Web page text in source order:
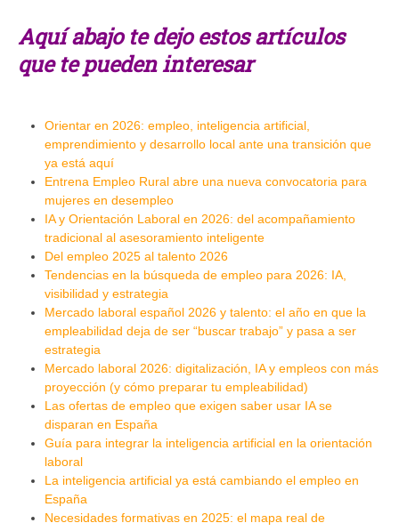
Aquí abajo te dejo estos artículos
que te pueden interesar
Orientar en 2026: empleo, inteligencia artificial,
emprendimiento y desarrollo local ante una transición que
ya está aquí
Entrena Empleo Rural abre una nueva convocatoria para
mujeres en desempleo
IA y Orientación Laboral en 2026: del acompañamiento
tradicional al asesoramiento inteligente
Del empleo 2025 al talento 2026
Tendencias en la búsqueda de empleo para 2026: IA,
visibilidad y estrategia
Mercado laboral español 2026 y talento: el año en que la
empleabilidad deja de ser “buscar trabajo” y pasa a ser
estrategia
Mercado laboral 2026: digitalización, IA y empleos con más
proyección (y cómo preparar tu empleabilidad)
Las ofertas de empleo que exigen saber usar IA se
disparan en España
Guía para integrar la inteligencia artificial en la orientación
laboral
La inteligencia artificial ya está cambiando el empleo en
España
Necesidades formativas en 2025: el mapa real de